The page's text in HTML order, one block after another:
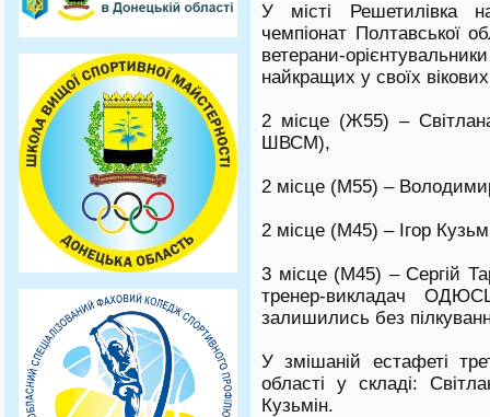
У місті Решетилівка
чемпіонат Полтавської
ветерани-
найкращих у своїх вікових
2 місце (Ж55) –
ШВСМ),
2 місце (М55) –
2 місце (М45) – Ігор
3 місце (М45) – Сергій
тренер-викладач
залишились без
У змішаній естафеті
області у складі:
Кузьмін.